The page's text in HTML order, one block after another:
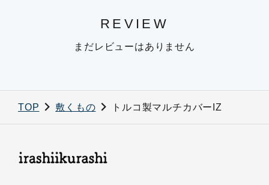
REVIEW
まだレビューはありません
TOP 敷くもの トルコ製マルチカバーIZ